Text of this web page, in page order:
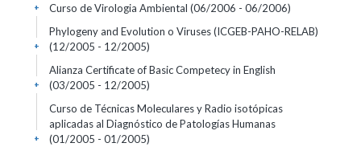
Curso de Virologia Ambiental (06/2006 - 06/2006)
+
Phylogeny and Evolution o Viruses (ICGEB-PAHO-RELAB)
(12/2005 - 12/2005)
+
Alianza Certificate of Basic Competecy in English
(03/2005 - 12/2005)
+
Curso de Técnicas Moleculares y Radio isotópicas
aplicadas al Diagnóstico de Patologías Humanas
(01/2005 - 01/2005)
+